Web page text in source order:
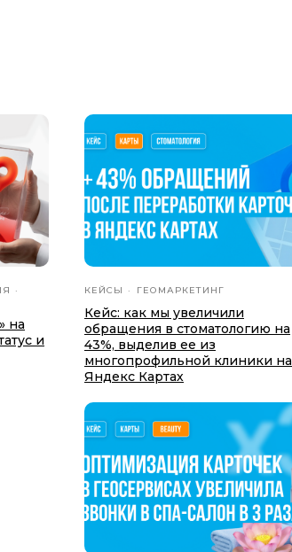
на
и
КЕЙСЫ ГЕОМАРКЕТИНГ
Кейс: как мы увеличили
обращения в стоматологию на
43%, выделив еe из
многопрофильной клиники на
Яндекс Картах